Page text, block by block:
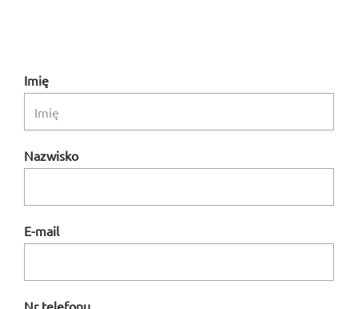
Imię
Nazwisko
E-mail
Nr telefonu